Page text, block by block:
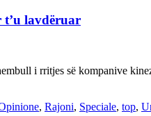
t’u lavdëruar
i rritjes së kompanive
, Rajoni, Speciale, top,